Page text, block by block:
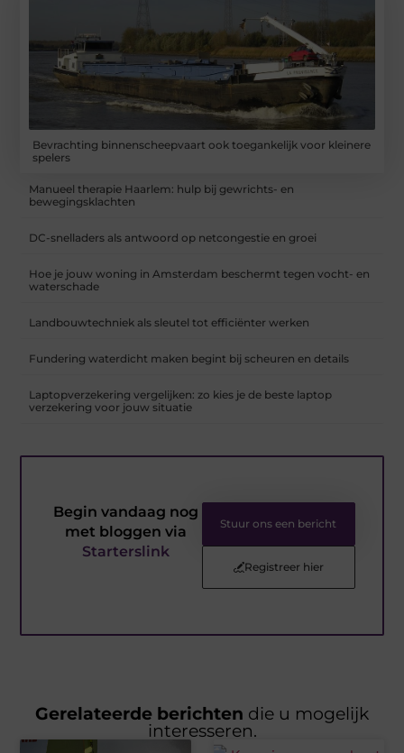
Bevrachting binnenscheepvaart ook toegankelijk voor kleinere
spelers
Manueel therapie Haarlem: hulp bij gewrichts- en
bewegingsklachten
DC-snelladers als antwoord op netcongestie en groei
Hoe je jouw woning in Amsterdam beschermt tegen vocht- en
waterschade
Landbouwtechniek als sleutel tot efficiënter werken
Fundering waterdicht maken begint bij scheuren en details
Laptopverzekering vergelijken: zo kies je de beste laptop
verzekering voor jouw situatie
Begin vandaag nog
met bloggen via
Starterslink
Stuur ons een bericht
Registreer hier
Gerelateerde berichten die u mogelijk
interesseren.